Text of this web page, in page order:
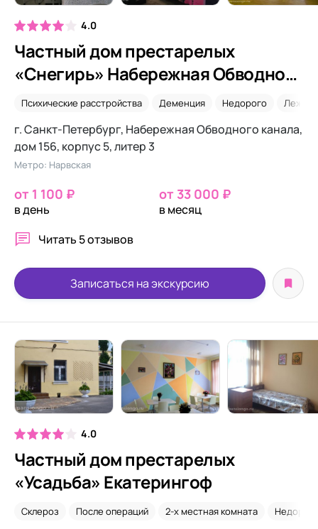
4.0
Частный дом престарелых
«Снегирь» Набережная Обводного
канала
Психические расстройства Деменция Недорого
г. Санкт-Петербург, Набережная Обводного канала,
дом 156, корпус 5, литер 3
Метро: Нарвская
от 1 100 ₽
в день
от 33 000 ₽
в месяц
Читать 5 отзывов
Записаться на экскурсию
4.0
Частный дом престарелых
«Усадьба» Екатерингоф
Склероз После операций 2-х местная комната